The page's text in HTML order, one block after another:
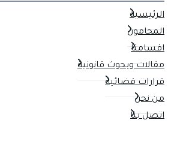
الرئيسية
المحامون
اقسامنا
مقالات وبحوث قانونية
قرارات قضائية
من نحن
اتصل بنا